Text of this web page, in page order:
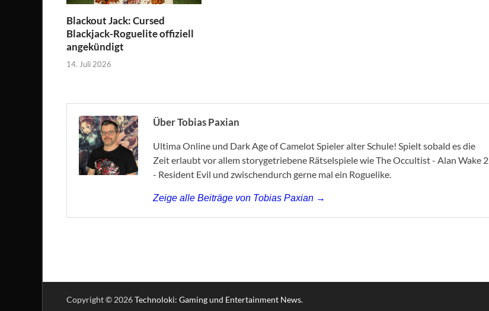
Blackout Jack: Cursed
Blackjack-Roguelite offiziell
angekündigt
14. Juli 2026
Über Tobias Paxian
Ultima Online und Dark Age of Camelot Spieler alter Schule! Spielt sobald es die
Zeit erlaubt vor allem storygetriebene Rätselspiele wie The Occultist - Alan Wake 2
- Resident Evil und zwischendurch gerne mal ein Roguelike.
Zeige alle Beiträge von Tobias Paxian →
Copyright © 2026Technoloki: Gaming und Entertainment News.